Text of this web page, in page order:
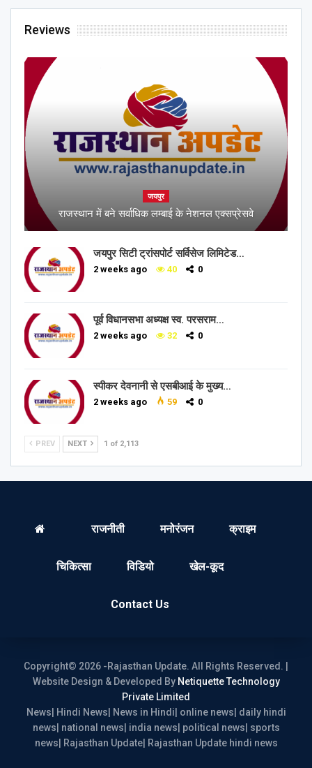
Reviews
जयपुर
राजस्थान में बने सर्वाधिक लम्बाई के नेशनल एक्सप्रेसवे
जयपुर सिटी ट्रांसपोर्ट सर्विसेज लिमिटेड…
2 weeks ago 40 0
पूर्व विधानसभा अध्यक्ष स्व. परसराम…
2 weeks ago 32 0
स्पीकर देवनानी से एसबीआई के मुख्य…
2 weeks ago 59 0
PREV NEXT 1 of 2,113
राजनीती मनोरंजन क्राइम
चिकित्सा विडियो खेल-कूद
Contact Us
Copyright© 2026 -Rajasthan Update. All Rights Reserved. |
Website Design & Developed By Netiquette Technology
Private Limited
News| Hindi News| News in Hindi| online news| daily hindi
news| national news| india news| political news| sports
news| Rajasthan Update| Rajasthan Update hindi news